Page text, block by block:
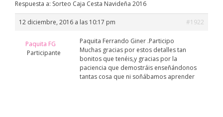
Respuesta a: Sorteo Caja Cesta Navideña 2016
12 diciembre, 2016 a las 10:17 pm #1922
Paquita FG
Participante
Paquita Ferrando Giner .Participo
Muchas gracias por estos detalles tan
bonitos que tenéis,y gracias por la
paciencia que demostráis enseñándonos
tantas cosa que ni soñábamos aprender